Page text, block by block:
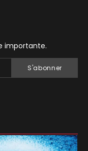
importante.
S'abonner